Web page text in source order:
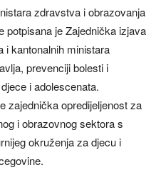
zdravstva i obrazovanja
potpisana je Zajednička izjava
i kantonalnih ministara
prevenciji bolesti i
i adolescenata.
zajednička opredijeljenost za
i obrazovnog sektora s
okruženja za djecu i